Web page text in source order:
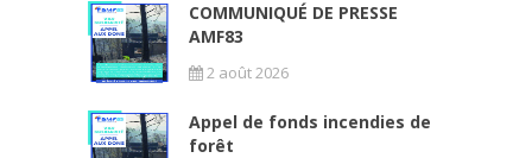
COMMUNIQUÉ DE PRESSE
AMF83
2 août 2026
Appel de fonds incendies de
forêt